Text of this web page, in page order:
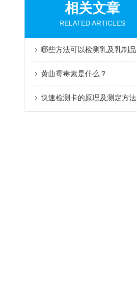
相关文章
RELATED ARTICLES
黄曲霉毒素是什么？
快速检测卡的原理及测定方法